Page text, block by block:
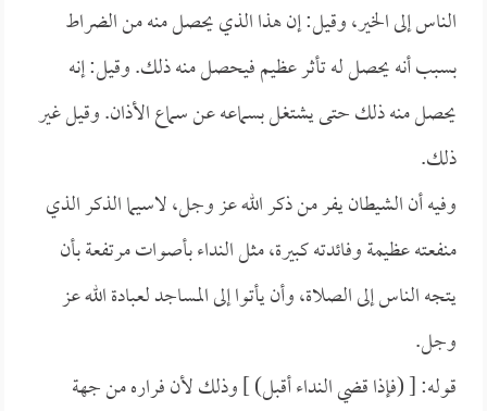
الناس إلى الخير، وقيل: إن هذا الذي يحصل منه من الضراط
بسبب أنه يحصل له تأثر عظيم فيحصل منه ذلك. وقيل: إنه
يحصل منه ذلك حتى يشتغل بسماعه عن سماع الأذان. وقيل غير
ذلك.
وفيه أن الشيطان يفر من ذكر الله عز وجل، لاسيما الذكر الذي
منفعته عظيمة وفائدته كبيرة، مثل النداء بأصوات مرتفعة بأن
يتجه الناس إلى الصلاة، وأن يأتوا إلى المساجد لعبادة الله عز
وجل.
قوله: [ (فإذا قضي النداء أقبل) ] وذلك لأن فراره من جهة